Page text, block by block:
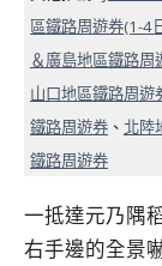
區鐵路周遊券(1-4
＆廣島地區鐵路周
山口地區鐵路周遊
鐵路周遊券 、 北陸
鐵路周遊券
一抵達元乃隅
右手邊的全景